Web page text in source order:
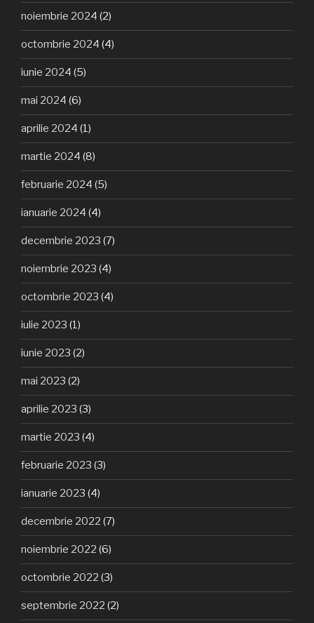
noiembrie 2024 (2)
octombrie 2024 (4)
iunie 2024 (5)
mai 2024 (6)
aprilie 2024 (1)
martie 2024 (8)
februarie 2024 (5)
ianuarie 2024 (4)
decembrie 2023 (7)
noiembrie 2023 (4)
octombrie 2023 (4)
iulie 2023 (1)
iunie 2023 (2)
mai 2023 (2)
aprilie 2023 (3)
martie 2023 (4)
februarie 2023 (3)
ianuarie 2023 (4)
decembrie 2022 (7)
noiembrie 2022 (6)
octombrie 2022 (3)
septembrie 2022 (2)